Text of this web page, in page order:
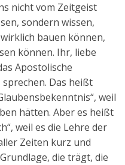
nicht vom Zeitgeist
sondern wissen,
bauen können,
können. Ihr, liebe
Apostolische
Das heißt
weil
hätten. Aber es heißt
weil es die Lehre der
Zeiten kurz und
die trägt, die